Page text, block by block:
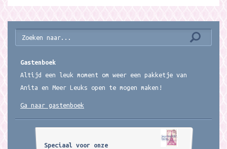
Gastenboek
Altijd een leuk moment om weer een pakketje van
Anita en Meer Leuks open te mogen maken!
Ga naar gastenboek
Speciaal voor onze